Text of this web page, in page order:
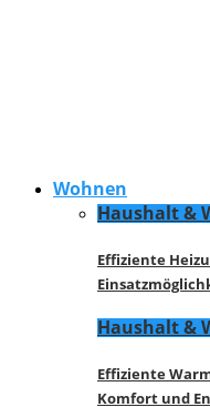
Wohnen
Haushalt &
Effiziente
Haushalt &
Effiziente
Komfort und